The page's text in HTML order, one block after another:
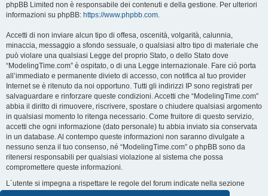
phpBB Limited non è responsabile dei contenuti e della gestione. Per ulteriori
informazioni su phpBB: https://www.phpbb.com.
Accetti di non inviare alcun tipo di offesa, oscenità, volgarità, calunnia,
minaccia, messaggio a sfondo sessuale, o qualsiasi altro tipo di materiale che
può violare una qualsiasi Legge del proprio Stato, o dello Stato dove
“ModelingTime.com” è ospitato, o di una Legge internazionale. Fare ciò porta
all’immediato e permanente divieto di accesso, con notifica al tuo provider
Internet se è ritenuto da noi opportuno. Tutti gli indirizzi IP sono registrati per
salvaguardare e rinforzare queste condizioni. Accetti che “ModelingTime.com”
abbia il diritto di rimuovere, riscrivere, spostare o chiudere qualsiasi argomento
in qualsiasi momento lo ritenga necessario. Come fruitore di questo servizio,
accetti che ogni informazione (dato personale) tu abbia inviato sia conservata
in un database. Al contempo queste informazioni non saranno divulgate a
nessuno senza il tuo consenso, né “ModelingTime.com” o phpBB sono da
ritenersi responsabili per qualsiasi violazione al sistema che possa
compromettere queste informazioni.
L´utente si impegna a rispettare le regole del forum indicate nella sezione